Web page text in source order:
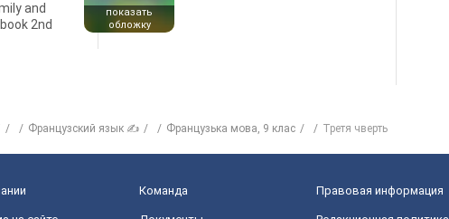
and
2nd
показать
обложку
Французский язык ✍ Французька мова, 9 клас Третя чверть
Команда Правовая информация